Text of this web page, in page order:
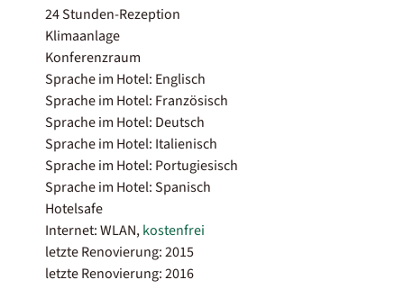
24 Stunden-Rezeption
Klimaanlage
Konferenzraum
Sprache im Hotel: Englisch
Sprache im Hotel: Französisch
Sprache im Hotel: Deutsch
Sprache im Hotel: Italienisch
Sprache im Hotel: Portugiesisch
Sprache im Hotel: Spanisch
Hotelsafe
Internet: WLAN,kostenfrei
letzte Renovierung: 2015
letzte Renovierung: 2016